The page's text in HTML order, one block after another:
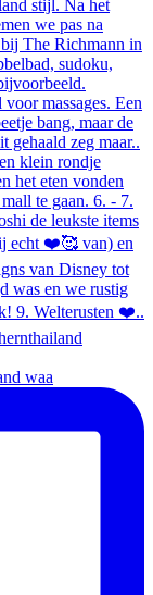
waa